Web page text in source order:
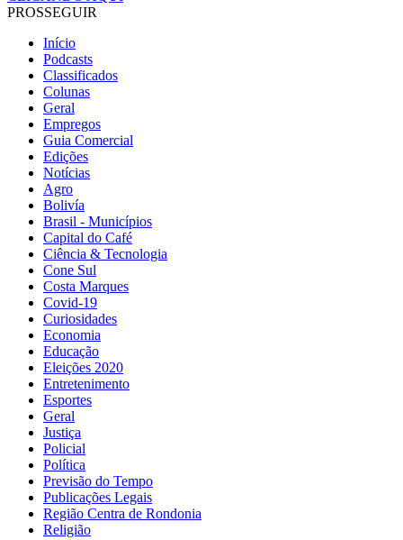
PROSSEGUIR
Início
Podcasts
Classificados
Colunas
Geral
Empregos
Guia Comercial
Edições
Notícias
Agro
Bolivía
Brasil - Municípios
Capital do Café
Ciência & Tecnologia
Cone Sul
Costa Marques
Covid-19
Curiosidades
Economia
Educação
Eleições 2020
Entretenimento
Esportes
Geral
Justiça
Policial
Política
Previsão do Tempo
Publicações Legais
Região Centra de Rondonia
Religião